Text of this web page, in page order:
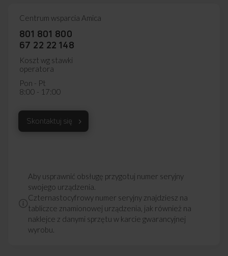
Centrum wsparcia Amica
801 801 800
67 22 22 148
Koszt wg stawki
operatora
Pon - Pt
8:00 - 17:00
Skontaktuj się
Aby usprawnić obsługę przygotuj numer seryjny
swojego urządzenia.
Czternastocyfrowy numer seryjny znajdziesz na
tabliczce znamionowej urządzenia, jak również na
naklejce z danymi sprzętu w karcie gwarancyjnej
wyrobu.